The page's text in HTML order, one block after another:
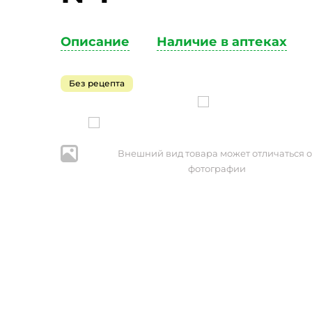
Описание Наличие в аптеках
Без рецепта
Внешний вид товара может отличаться
фотографии
*
№152-